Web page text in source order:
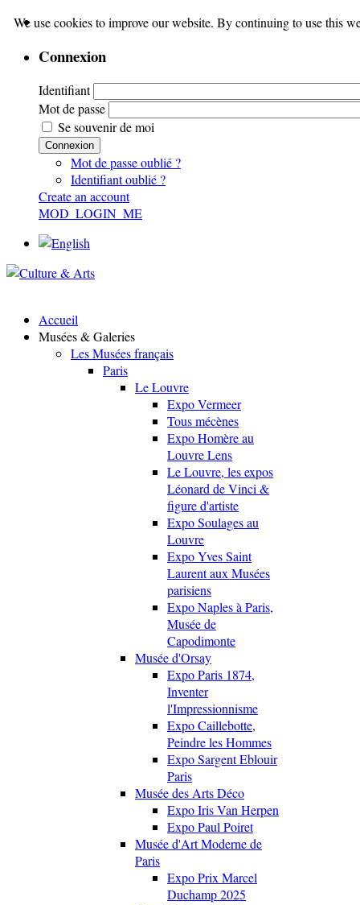
Connexion
Identifiant
Mot de passe
Se souvenir de moi
Connexion
Mot de passe oublié ?
Identifiant oublié ?
Create an account
MOD_LOGIN_ME
Accueil
Musées & Galeries
Les Musées français
Paris
Le Louvre
Expo Vermeer
Tous mécènes
Expo Homère au
Louvre Lens
Le Louvre, les expos
Léonard de Vinci &
figure d'artiste
Expo Soulages au
Louvre
Expo Yves Saint
Laurent aux Musées
parisiens
Expo Naples à Paris,
Musée de
Capodimonte
Musée d'Orsay
Expo Paris 1874,
Inventer
l'Impressionnisme
Expo Caillebotte,
Peindre les Hommes
Expo Sargent Eblouir
Paris
Musée des Arts Déco
Expo Iris Van Herpen
Expo Paul Poiret
Musée d'Art Moderne de
Paris
Expo Prix Marcel
Duchamp 2025
We use cookies to improve our website. By continuing to use this